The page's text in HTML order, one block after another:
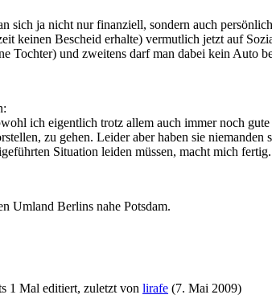
sich ja nicht nur finanziell, sondern auch
keinen Bescheid erhalte) vermutlich jetzt auf
Tochter) und zweitens darf man dabei kein Auto
ich eigentlich trotz allem auch immer noch
zu gehen. Leider aber haben sie
Situation leiden müssen, macht mich
Umland Berlins nahe Potsdam.
1 Mal editiert, zuletzt von lirafe (7. Mai 2009)